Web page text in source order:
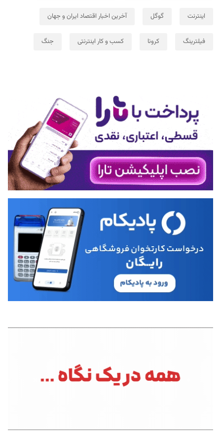
اینترنت گوگل آخرین اخبار اقتصاد ایران و جهان
فیلترینگ کرونا کسب و کار اینترنتی جنگ